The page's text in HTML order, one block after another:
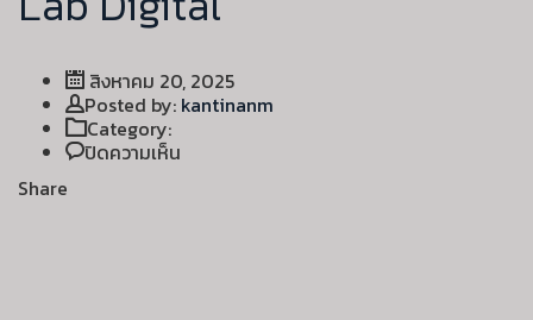
สิงหาคม 20, 2025
Posted by: Author
kantinanm
Category:
ปิดความเห็น
Share